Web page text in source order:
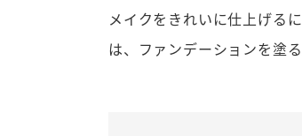
メイクをきれいに仕上げる
は、ファンデーションを塗